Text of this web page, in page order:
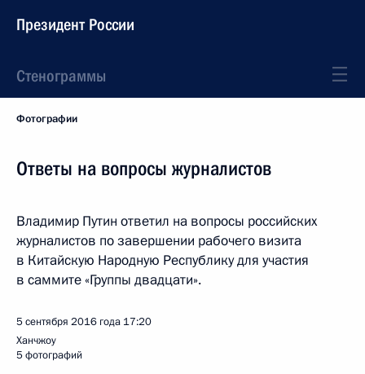
Президент России
Стенограммы
Фотографии
Ответы на вопросы журналистов
Владимир Путин ответил на вопросы российских
журналистов по завершении рабочего визита
в Китайскую Народную Республику для участия
в саммите «Группы двадцати».
5 сентября 2016 года 17:20
Ханчжоу
5 фотографий